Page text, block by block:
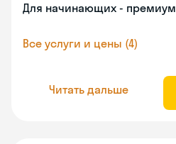
Для начинающих - премиум
Все услуги и цены (4)
Читать дальше